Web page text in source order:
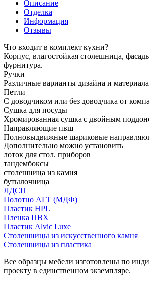
Описание
Отделка
Информация
Отзывы
Что входит в комплект кухни?
Корпус, влагостойкая столешница,
фурнитура.
Ручки
Различные варианты дизайна и
Петли
С доводчиком или без доводчика от
Сушка для посуды
Хромированная сушка с двойным
Направляющие пвш
Полновыдвижные шариковые
Дополнительно можно установить
лоток для стол. приборов
тандембоксы
столешница из камня
бутылочница
ЛДСП
Полотно АГТ (МДФ)
Пластик HPL
Пленка ПВХ
Пластик Alvic Luxe
Столешницы из искусственного камня
Столешницы из пластика
Все образцы мебели изготовлены по
проекту в единственном экземпляре.